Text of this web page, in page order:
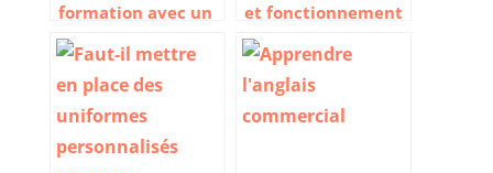
formation avec un
OPCO
et fonctionnement